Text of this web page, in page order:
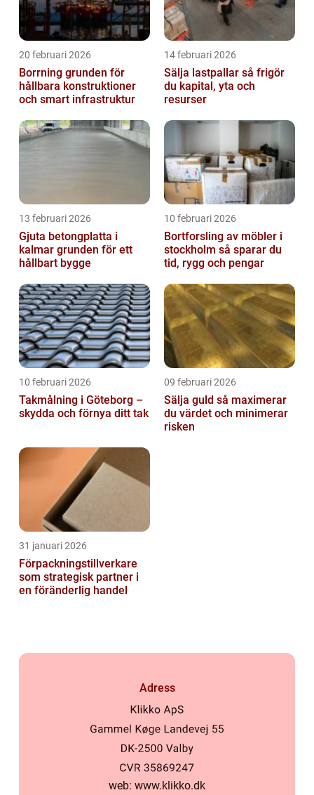
20 februari 2026
Borrning grunden för
hållbara konstruktioner
och smart infrastruktur
14 februari 2026
Sälja lastpallar så frigör
du kapital, yta och
resurser
13 februari 2026
Gjuta betongplatta i
kalmar grunden för ett
hållbart bygge
10 februari 2026
Bortforsling av möbler i
stockholm så sparar du
tid, rygg och pengar
10 februari 2026
Takmålning i Göteborg –
skydda och förnya ditt tak
09 februari 2026
Sälja guld så maximerar
du värdet och minimerar
risken
31 januari 2026
Förpackningstillverkare
som strategisk partner i
en föränderlig handel
Adress
web: www.klikko.dk